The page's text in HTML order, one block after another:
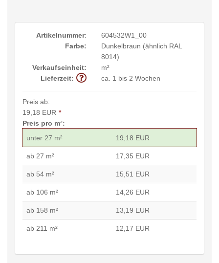
Artikelnummer:
604532W1_00
Farbe:
Dunkelbraun (ähnlich RAL
8014)
Verkaufseinheit:
m²
Lieferzeit:
ca. 1 bis 2 Wochen
Preis ab:
19,18 EUR *
Preis pro m²:
unter 27 m²
19,18 EUR
ab 27 m² 17,35 EUR
ab 54 m² 15,51 EUR
ab 106 m² 14,26 EUR
ab 158 m² 13,19 EUR
ab 211 m² 12,17 EUR